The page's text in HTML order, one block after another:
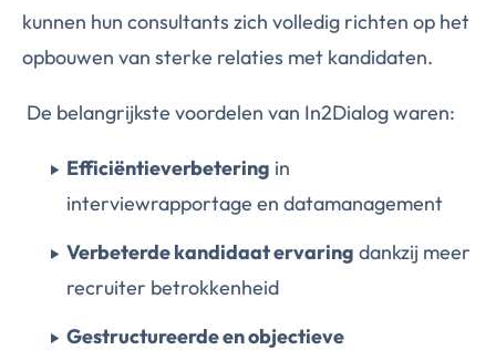
kunnen hun consultants zich volledig richten op het
opbouwen van sterke relaties met kandidaten.
De belangrijkste voordelen van In2Dialog waren:
Efficiëntieverbetering in
interviewrapportage en datamanagement
Verbeterde kandidaat ervaring dankzij meer
recruiter betrokkenheid
Gestructureerde en objectieve